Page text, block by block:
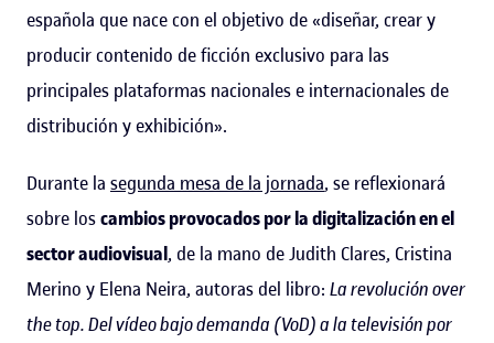
española que nace con el objetivo de «diseñar, crear y
producir contenido de ficción exclusivo para las
principales plataformas nacionales e internacionales de
distribución y exhibición».
Durante la segunda mesa de la jornada, se reflexionará
sobre loscambios provocados por la digitalización en el
sector audiovisual, de la mano de Judith Clares, Cristina
Merino y Elena Neira, autoras del libro: La revolución over
the top. Del vídeo bajo demanda (VoD) a la televisión por